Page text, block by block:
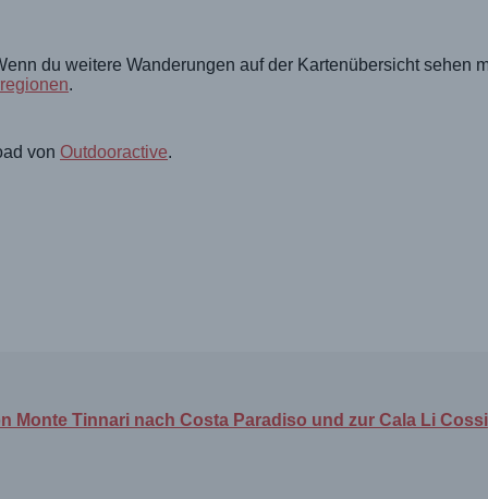
du weitere Wanderungen auf der Kartenübersicht sehen
.
von Outdooractive.
Monte Tinnari nach Costa Paradiso und zur Cala Li Cossi